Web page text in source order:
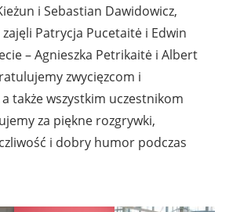
i Sebastian Dawidowicz,
Patrycja Pucetaitė i Edwin
– Agnieszka Petrikaitė i Albert
zwycięzcom i
także wszystkim uczestnikom
za piękne rozgrywki,
i dobry humor podczas